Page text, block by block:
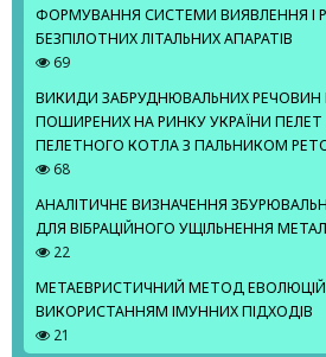
ФОРМУВАННЯ СИСТЕМИ ВИЯВЛЕННЯ І
БЕЗПІЛОТНИХ ЛІТАЛЬНИХ АПАРАТІВ
69
ВИКИДИ ЗАБРУДНЮВАЛЬНИХ РЕЧОВИН
ПОШИРЕНИХ НА РИНКУ УКРАЇНИ
ПЕЛЕТНОГО КОТЛА З ПАЛЬНИКОМ
68
АНАЛІТИЧНЕ ВИЗНАЧЕННЯ
ДЛЯ ВІБРАЦІЙНОГО УЩІЛЬНЕННЯ
22
МЕТАЕВРИСТИЧНИЙ МЕТОД
ВИКОРИСТАННЯМ ІМУННИХ ПІДХОДІВ
21